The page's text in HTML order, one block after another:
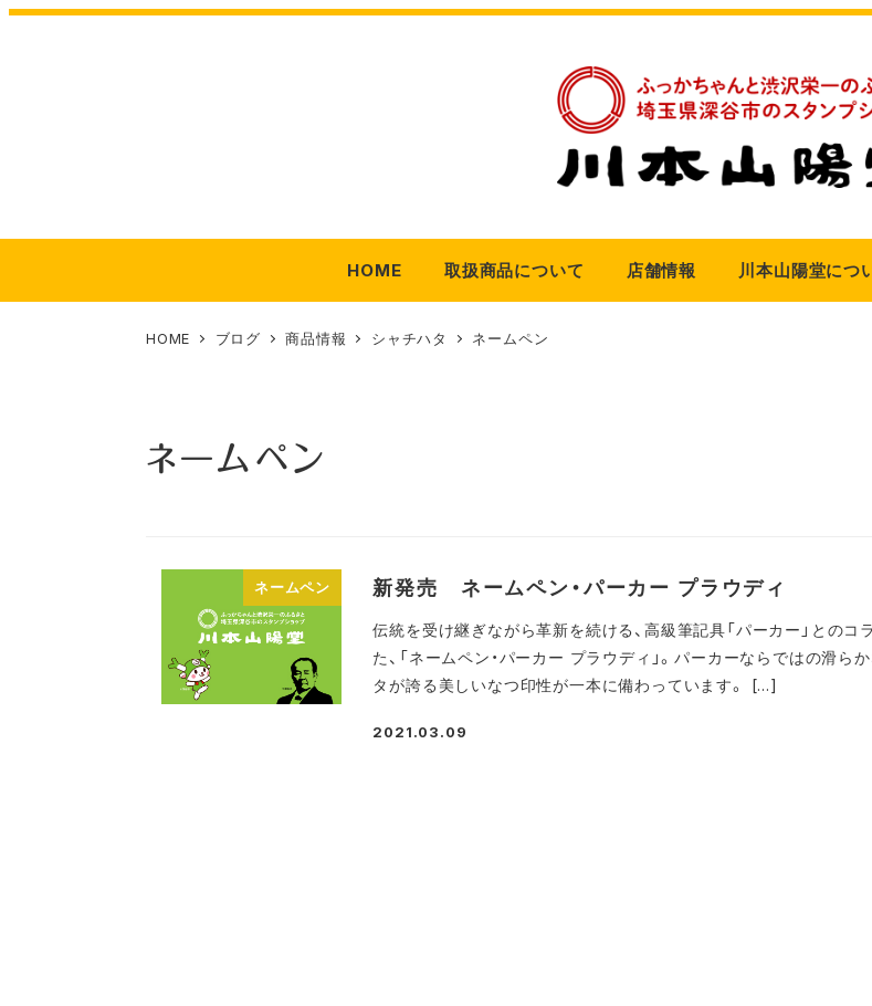
ツ
移
HOME 取扱商品について 店舗情報 川本山陽堂につ
HOME ブログ 商品情報 シャチハタ ネームペン
ネームペン
ネームペン 新発売 ネームペン・パーカー プラウディ
伝統を受け継ぎながら革新を続ける、高級筆記具「パーカー」とのコ
た、「ネームペン・パーカー プラウディ」。パーカーならではの滑ら
タが誇る美しいなつ印性が一本に備わっています。 […]
2021.03.09